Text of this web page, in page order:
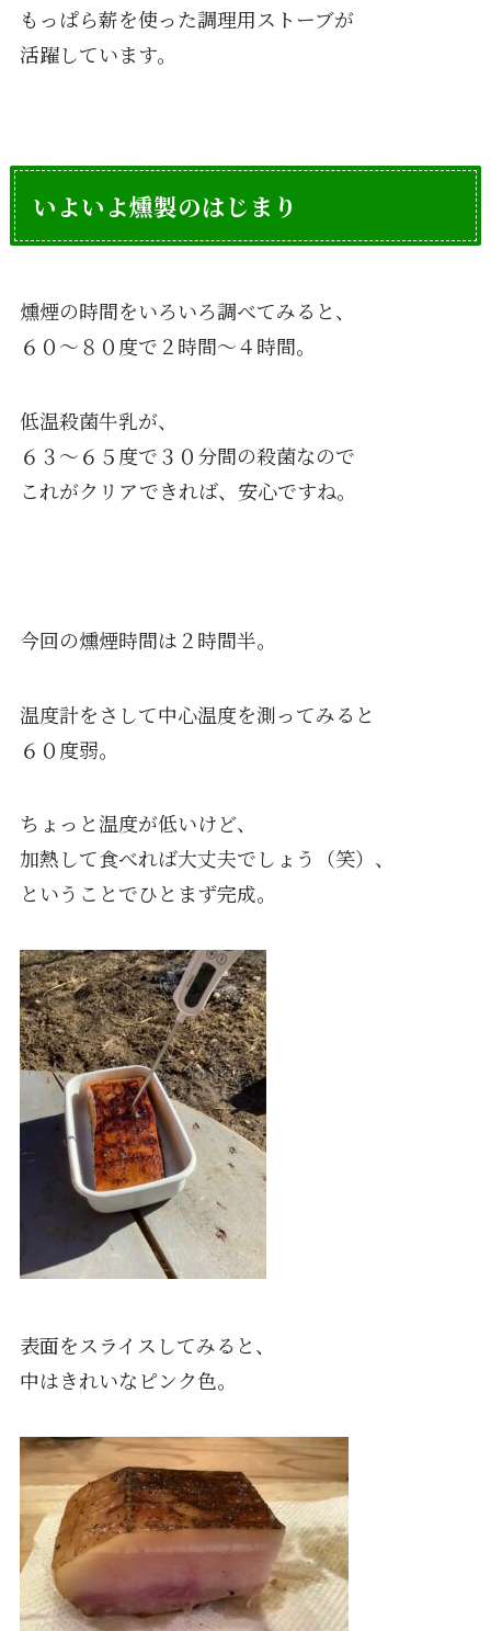
もっぱら薪を使った調理用ストーブが
活躍しています。
いよいよ燻製のはじまり
燻煙の時間をいろいろ調べてみると、
６０〜８０度で２時間〜４時間。
低温殺菌牛乳が、
６３～６５度で３０分間の殺菌なので
これがクリアできれば、安心ですね。
今回の燻煙時間は２時間半。
温度計をさして中心温度を測ってみると
６０度弱。
ちょっと温度が低いけど、
加熱して食べれば大丈夫でしょう（笑）、
ということでひとまず完成。
表面をスライスしてみると、
中はきれいなピンク色。